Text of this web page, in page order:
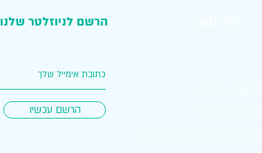
הרשם לניוזלטר שלנו
הרשם עכשיו